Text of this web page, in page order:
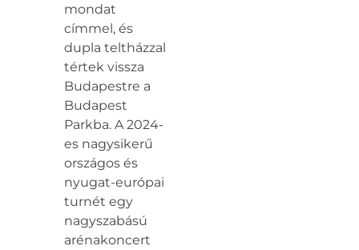
mondat
címmel, és
dupla teltházzal
tértek vissza
Budapestre a
Budapest
Parkba. A 2024-
es nagysikerű
országos és
nyugat-európai
turnét egy
nagyszabású
arénakoncert